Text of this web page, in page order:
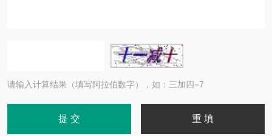
请输入计算结果（填写阿拉伯数字），如：三加四=7